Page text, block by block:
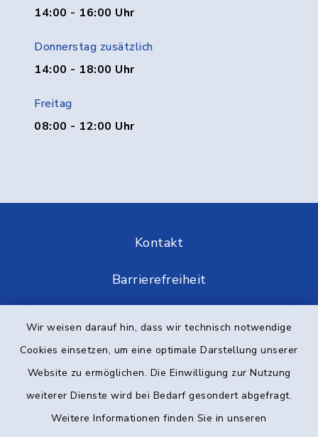
Wir weisen darauf hin, dass wir technisch notwendige
Cookies einsetzen, um eine optimale Darstellung unserer
Website zu ermöglichen. Die Einwilligung zur Nutzung
weiterer Dienste wird bei Bedarf gesondert abgefragt.
Weitere Informationen finden Sie in unseren
14:00 - 16:00 Uhr
Donnerstag zusätzlich
14:00 - 18:00 Uhr
Freitag
08:00 - 12:00 Uhr
Kontakt
Barrierefreiheit
Impressum
Elektronische Kommunikation
Sitemap